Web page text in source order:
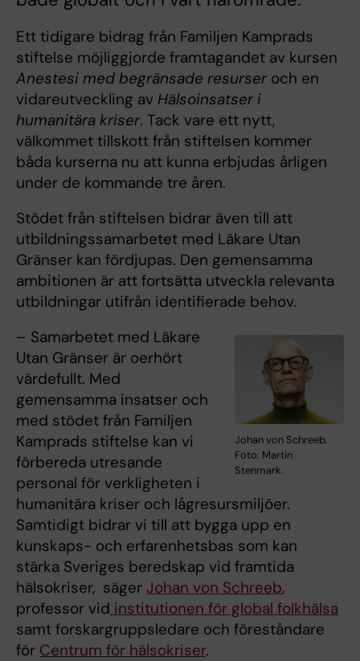
Ett tidigare bidrag från Familjen Kamprads
stiftelse möjliggjorde framtagandet av kursen
Anestesi med begränsade resurser och en
vidareutveckling av Hälsoinsatser i
humanitära kriser. Tack vare ett nytt,
välkommet tillskott från stiftelsen kommer
båda kurserna nu att kunna erbjudas årligen
under de kommande tre åren.
Stödet från stiftelsen bidrar även till att
utbildningssamarbetet med Läkare Utan
Gränser kan fördjupas. Den gemensamma
ambitionen är att fortsätta utveckla relevanta
utbildningar utifrån identifierade behov.
Johan von Schreeb.
Foto: Martin
Stenmark.
– Samarbetet med Läkare
Utan Gränser är oerhört
värdefullt. Med
gemensamma insatser och
med stödet från Familjen
Kamprads stiftelse kan vi
förbereda utresande
personal för verkligheten i
humanitära kriser och lågresursmiljöer.
Samtidigt bidrar vi till att bygga upp en
kunskaps- och erfarenhetsbas som kan
stärka Sveriges beredskap vid framtida
hälsokriser, säger Johan von Schreeb,
professor vid institutionen för global folkhälsa
samt forskargruppsledare och föreståndare
för Centrum för hälsokriser.